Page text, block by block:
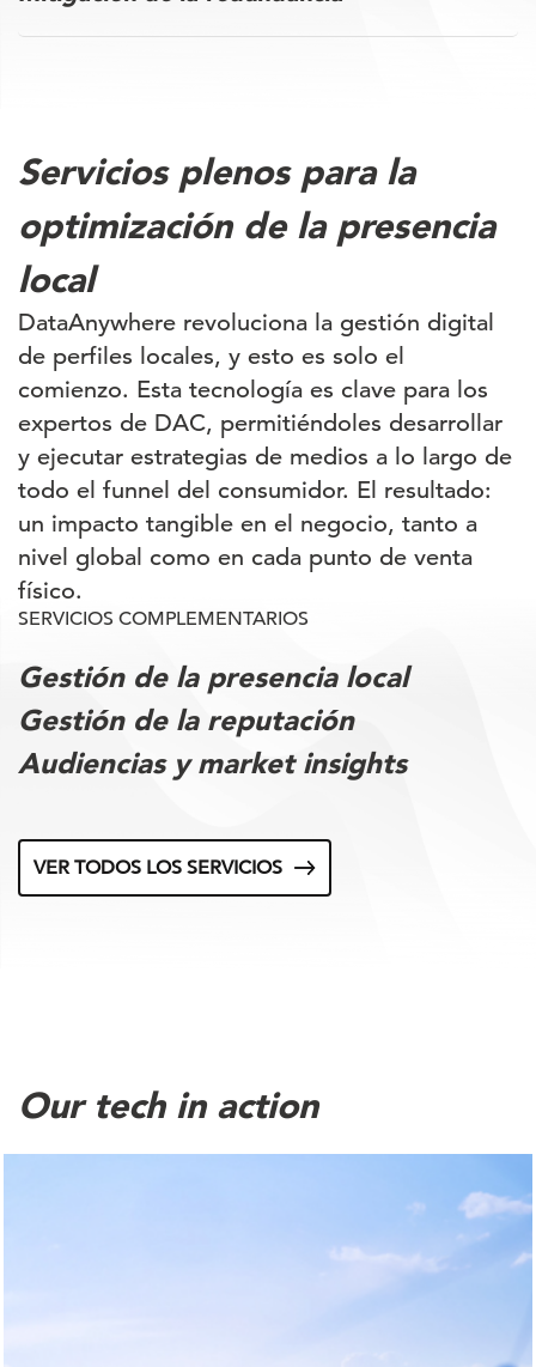
Servicios plenos para la
optimización de la presencia
local
DataAnywhere revoluciona la gestión digital
de perfiles locales, y esto es solo el
comienzo. Esta tecnología es clave para los
expertos de DAC, permitiéndoles desarrollar
y ejecutar estrategias de medios a lo largo de
todo el funnel del consumidor. El resultado:
un impacto tangible en el negocio, tanto a
nivel global como en cada punto de venta
físico.
SERVICIOS COMPLEMENTARIOS
Gestión de la presencia local
Gestión de la reputación
Audiencias y market insights
VER TODOS LOS SERVICIOS
Our tech in action